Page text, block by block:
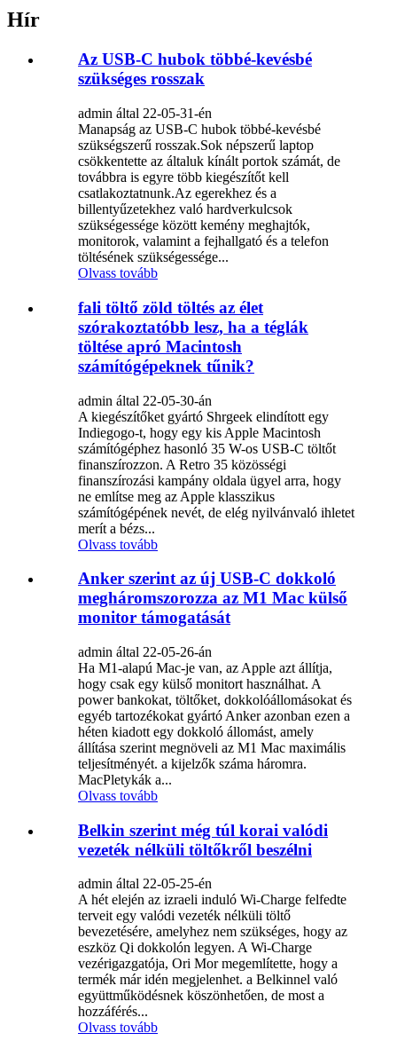
Hír
Az USB-C hubok többé-kevésbé
szükséges rosszak
admin által 22-05-31-én
Manapság az USB-C hubok többé-kevésbé
szükségszerű rosszak.Sok népszerű laptop
csökkentette az általuk kínált portok számát, de
továbbra is egyre több kiegészítőt kell
csatlakoztatnunk.Az egerekhez és a
billentyűzetekhez való hardverkulcsok
szükségessége között kemény meghajtók,
monitorok, valamint a fejhallgató és a telefon
töltésének szükségessége...
Olvass tovább
fali töltő zöld töltés az élet
szórakoztatóbb lesz, ha a téglák
töltése apró Macintosh
számítógépeknek tűnik?
admin által 22-05-30-án
A kiegészítőket gyártó Shrgeek elindított egy
Indiegogo-t, hogy egy kis Apple Macintosh
számítógéphez hasonló 35 W-os USB-C töltőt
finanszírozzon. A Retro 35 közösségi
finanszírozási kampány oldala ügyel arra, hogy
ne említse meg az Apple klasszikus
számítógépének nevét, de elég nyilvánvaló ihletet
merít a bézs...
Olvass tovább
Anker szerint az új USB-C dokkoló
megháromszorozza az M1 Mac külső
monitor támogatását
admin által 22-05-26-án
Ha M1-alapú Mac-je van, az Apple azt állítja,
hogy csak egy külső monitort használhat. A
power bankokat, töltőket, dokkolóállomásokat és
egyéb tartozékokat gyártó Anker azonban ezen a
héten kiadott egy dokkoló állomást, amely
állítása szerint megnöveli az M1 Mac maximális
teljesítményét. a kijelzők száma háromra.
MacPletykák a...
Olvass tovább
Belkin szerint még túl korai valódi
vezeték nélküli töltőkről beszélni
admin által 22-05-25-én
A hét elején az izraeli induló Wi-Charge felfedte
terveit egy valódi vezeték nélküli töltő
bevezetésére, amelyhez nem szükséges, hogy az
eszköz Qi dokkolón legyen. A Wi-Charge
vezérigazgatója, Ori Mor megemlítette, hogy a
termék már idén megjelenhet. a Belkinnel való
együttműködésnek köszönhetően, de most a
hozzáférés...
Olvass tovább